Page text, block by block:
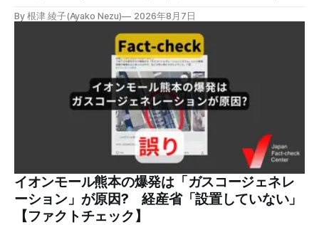
LPガスに着火した可能性に言及していますが、現時点で未解
明です。イオンは8月5日、外部専門家らによる事故調査委員
会を設置すると発表しました。 検証対象 拡散した言説 2026
年8月2日、イオンモール熊本の爆発がテロによるものだと主
張する投稿がＸで拡散した。 検証する理由 8月5日現在、投
稿は600回以上リポストされ、表示は19万件を超える。 同様
の情報の拡散量を調べるため、「熊本」「イオンモール」
「爆発」「テロ」など複数のキーワードを組み合わせてソー
シャル分析ツールMeltwaterで調べると、総投稿数は8月5日
までに約9900件あった(例1,2,3)。拡散のほとんどはXだ。 こ
れらの投稿は根拠を示していないが、「ガス爆発には見えな
いね」「これは 熊本を略奪する為のテロですよ」など、投
稿を真に受けたり、同調する反応が多い。「デマまたは不確
定な情報を流すな」や「陰謀論だよ」などの指摘
By 根津 綾子(Ayako Nezu) 2026年8月7日
イオンモール熊本の爆発は「ガスコージェネレ
ーション」が原因? 経産省「設置していない」
【ファクトチェック】